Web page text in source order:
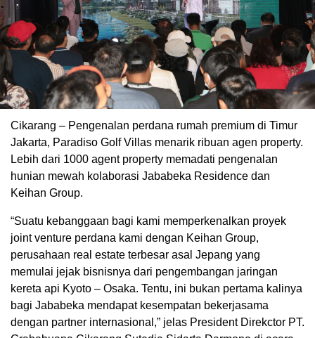
Cikarang – Pengenalan perdana rumah premium di Timur
Jakarta, Paradiso Golf Villas menarik ribuan agen property.
Lebih dari 1000 agent property memadati pengenalan
hunian mewah kolaborasi Jababeka Residence dan
Keihan Group.
“Suatu kebanggaan bagi kami memperkenalkan proyek
joint venture perdana kami dengan Keihan Group,
perusahaan real estate terbesar asal Jepang yang
memulai jejak bisnisnya dari pengembangan jaringan
kereta api Kyoto – Osaka. Tentu, ini bukan pertama kalinya
bagi Jababeka mendapat kesempatan bekerjasama
dengan partner internasional,” jelas President Direkctor PT.